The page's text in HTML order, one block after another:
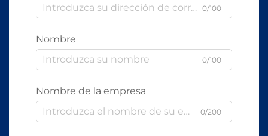
0/100
Nombre
0/100
Nombre de la empresa
0/200